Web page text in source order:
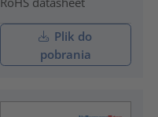
Plik do
pobrania